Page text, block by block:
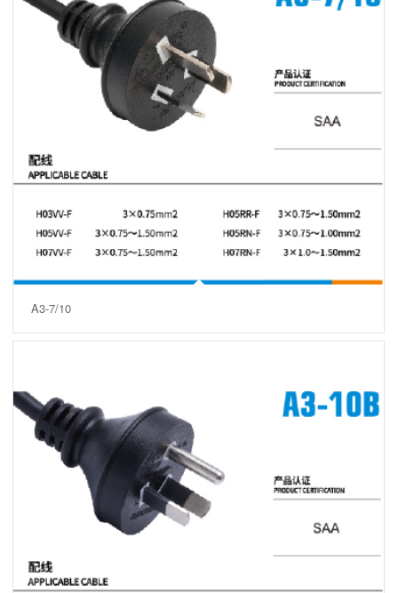
A3-7/10